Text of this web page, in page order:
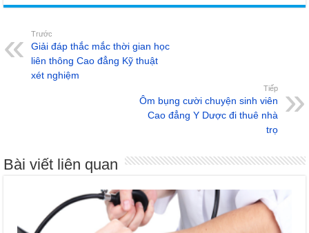
Trước
Giải đáp thắc mắc thời gian học
liên thông Cao đẳng Kỹ thuật
xét nghiệm
Tiếp
Ôm bụng cười chuyện sinh viên
Cao đẳng Y Dược đi thuê nhà
trọ
Bài viết liên quan